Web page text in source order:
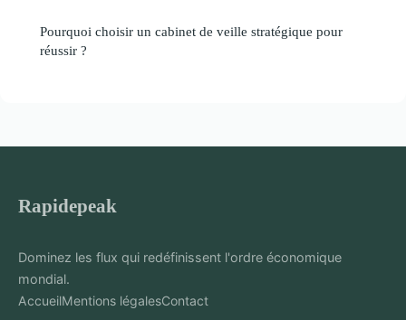
Pourquoi choisir un cabinet de veille stratégique pour
réussir ?
Rapidepeak
Dominez les flux qui redéfinissent l'ordre économique
mondial.
AccueilMentions légalesContact